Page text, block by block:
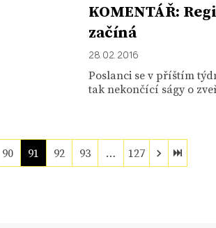
KOMENTÁŘ:
začíná
28. 02. 2016
Poslanci se v příštím
tak nekončící ságy o
90 91 92 93 … 127